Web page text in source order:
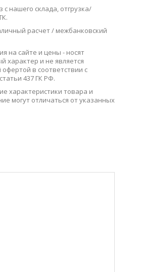
с нашего склада, отгрузка/
расчет / межбанковский
на сайте и цены - носят
характер и не является
в соответствии с
437 ГК РФ.
характеристики товара и
могут отличаться от указанных